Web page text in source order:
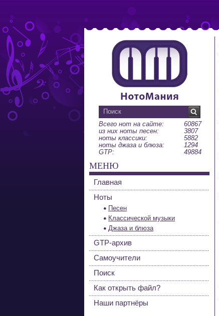
Всего нот на сайте:
60867
из них ноты песен:
3807
ноты классики:
5882
ноты джаза и блюза:
1294
GTP:
49884
МЕНЮ
Главная
Ноты
Песен
Классической музыки
Джаза и блюза
GTP-архив
Самоучители
Поиск
Как открыть файл?
Наши партнёры